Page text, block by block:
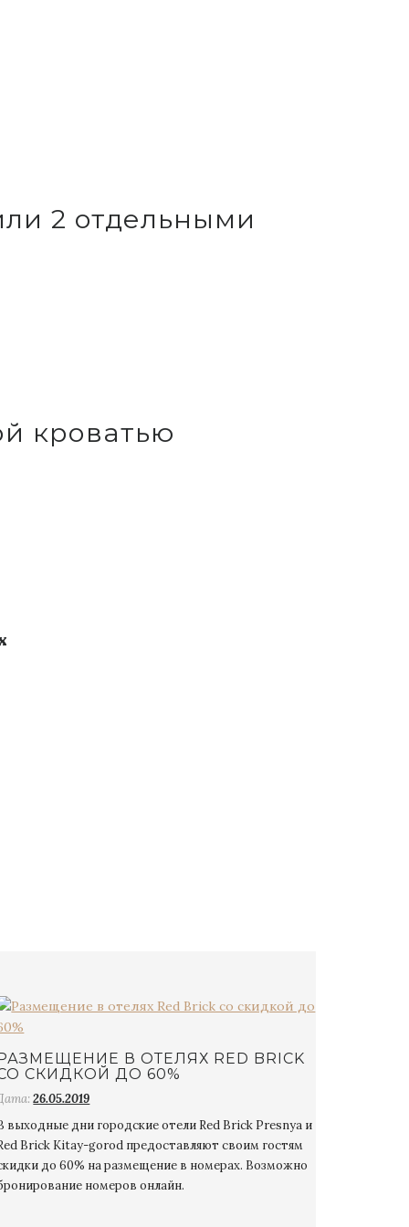
2 отдельными
кроватью
В ОТЕЛЯХ RED BRICK
СКИДКОЙ ДО 60%
26.05.2019
выходные дни городские отели Red Brick Presnya и
Brick Kitay-gorod предоставляют своим гостям
до 60% на размещение в номерах. Возможно
номеров онлайн.